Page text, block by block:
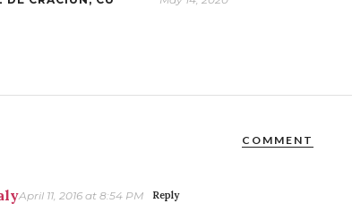
COMMENT
April 11, 2016 at 8:54 PM Reply